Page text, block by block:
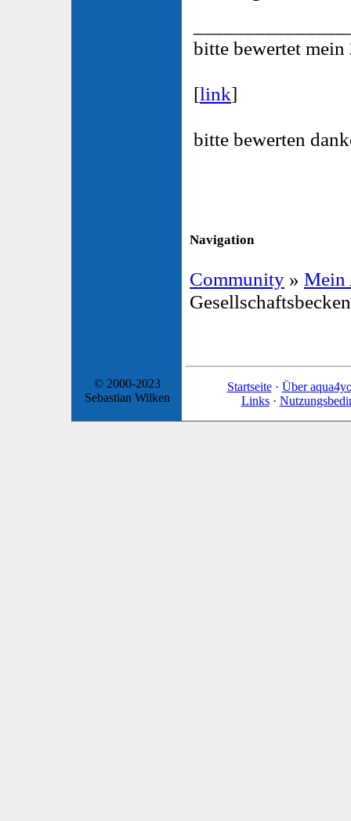
bitte bewertet
[link]
bitte bewerten
Navigation
Community » Mein
© 2000-2023
Sebastian Wilken
Startseite· Über
Links·